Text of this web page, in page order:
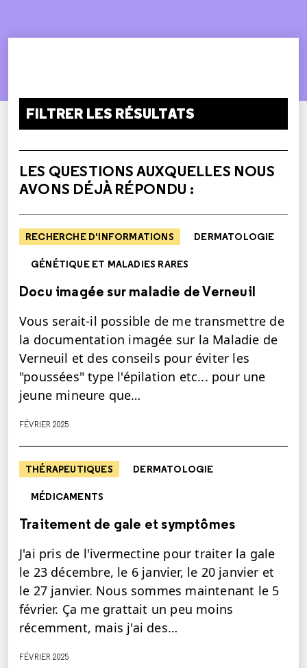
FILTRER LES RÉSULTATS
LES QUESTIONS AUXQUELLES NOUS
AVONS DÉJÀ RÉPONDU :
RECHERCHE D'INFORMATIONS DERMATOLOGIE
GÉNÉTIQUE ET MALADIES RARES
Docu imagée sur maladie de Verneuil
Vous serait-il possible de me transmettre de
la documentation imagée sur la Maladie de
Verneuil et des conseils pour éviter les
"poussées" type l'épilation etc... pour une
jeune mineure que…
FÉVRIER 2025
THÉRAPEUTIQUES DERMATOLOGIE
MÉDICAMENTS
Traitement de gale et symptômes
J'ai pris de l'ivermectine pour traiter la gale
le 23 décembre, le 6 janvier, le 20 janvier et
le 27 janvier. Nous sommes maintenant le 5
février. Ça me grattait un peu moins
récemment, mais j'ai des…
FÉVRIER 2025